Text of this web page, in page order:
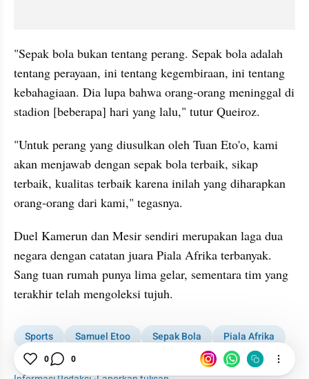
"Sepak bola bukan tentang perang. Sepak bola adalah
tentang perayaan, ini tentang kegembiraan, ini tentang
kebahagiaan. Dia lupa bahwa orang-orang meninggal di
stadion [beberapa] hari yang lalu," tutur Queiroz.
"Untuk perang yang diusulkan oleh Tuan Eto'o, kami
akan menjawab dengan sepak bola terbaik, sikap
terbaik, kualitas terbaik karena inilah yang diharapkan
orang-orang dari kami," tegasnya.
Duel Kamerun dan Mesir sendiri merupakan laga dua
negara dengan catatan juara Piala Afrika terbanyak.
Sang tuan rumah punya lima gelar, sementara tim yang
terakhir telah mengoleksi tujuh.
Sports Samuel Etoo Sepak Bola
Piala Afrika
Kamerun
0 0